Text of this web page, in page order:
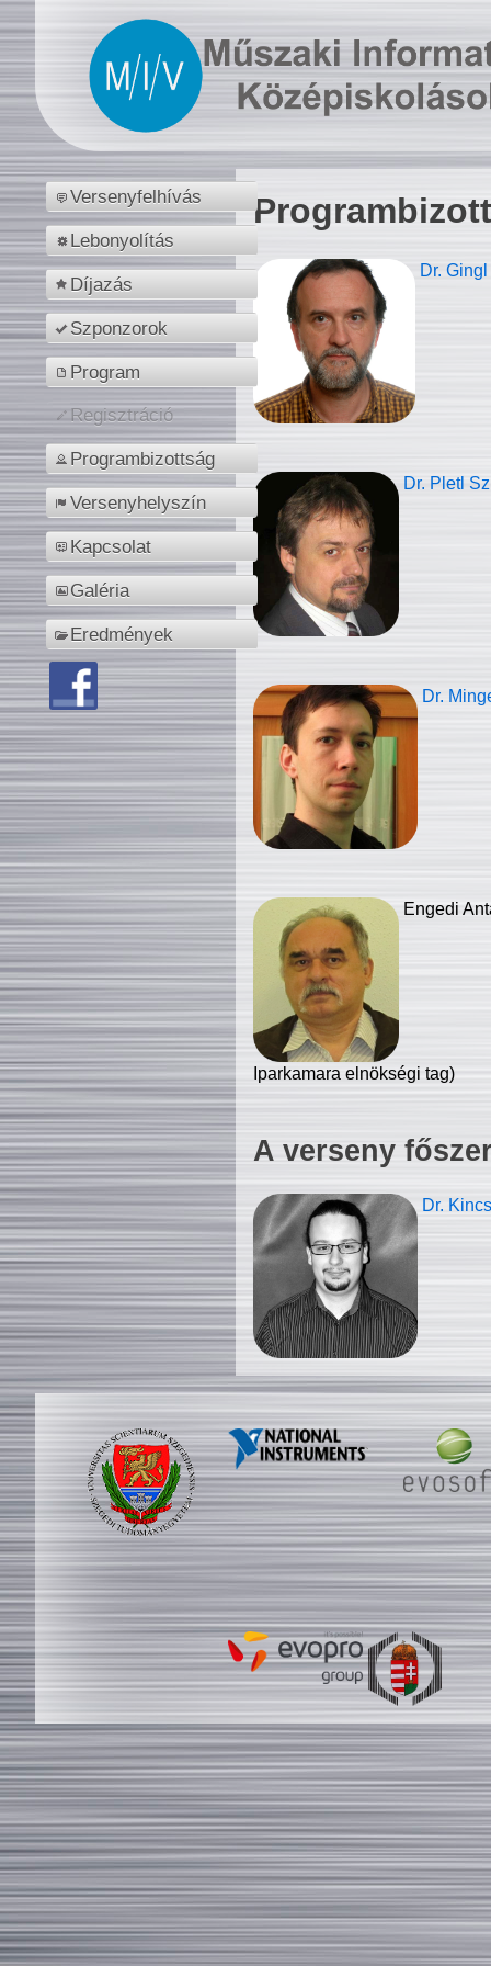
Versenyfelhívás
Lebonyolítás
Díjazás
Szponzorok
Program
Regisztráció
Programbizottság
Versenyhelyszín
Kapcsolat
Galéria
Eredmények
Dr.
Dr. Pletl
Dr.
Engedi
Iparkamara elnökségi tag)
A verseny
Dr.